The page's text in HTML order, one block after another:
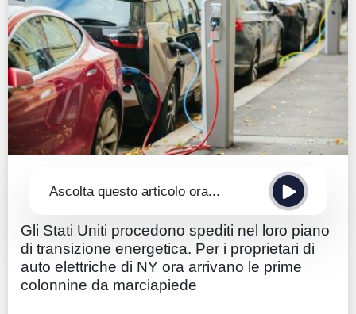
Guide
Quotazioni
Conto IG
Guru Monitor
Stagionalità
Ascolta questo articolo ora...
Gli Stati Uniti procedono spediti nel loro piano
di transizione energetica. Per i proprietari di
auto elettriche di NY ora arrivano le prime
colonnine da marciapiede